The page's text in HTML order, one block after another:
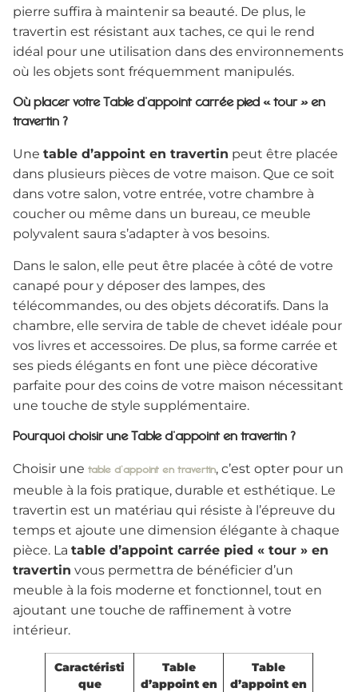
pierre suffira à maintenir sa beauté. De plus, le
travertin est résistant aux taches, ce qui le rend
idéal pour une utilisation dans des environnements
où les objets sont fréquemment manipulés.
Où placer votre Table d’appoint carrée pied « tour » en
travertin ?
Une table d’appoint en travertin peut être placée
dans plusieurs pièces de votre maison. Que ce soit
dans votre salon, votre entrée, votre chambre à
coucher ou même dans un bureau, ce meuble
polyvalent saura s’adapter à vos besoins.
Dans le salon, elle peut être placée à côté de votre
canapé pour y déposer des lampes, des
télécommandes, ou des objets décoratifs. Dans la
chambre, elle servira de table de chevet idéale pour
vos livres et accessoires. De plus, sa forme carrée et
ses pieds élégants en font une pièce décorative
parfaite pour des coins de votre maison nécessitant
une touche de style supplémentaire.
Pourquoi choisir une Table d’appoint en travertin ?
Choisir une table d’appoint en travertin, c’est opter pour un
meuble à la fois pratique, durable et esthétique. Le
travertin est un matériau qui résiste à l’épreuve du
temps et ajoute une dimension élégante à chaque
pièce. La table d’appoint carrée pied « tour » en
travertin vous permettra de bénéficier d’un
meuble à la fois moderne et fonctionnel, tout en
ajoutant une touche de raffinement à votre
intérieur.
Caractéristi
que
Table
d’appoint en
Table
d’appoint en